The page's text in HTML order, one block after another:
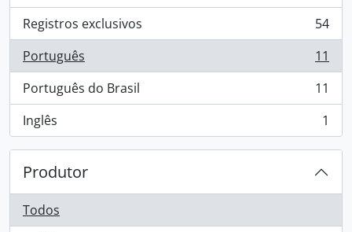
Registros exclusivos
, 54 resultados
54
Português
, 11 resultados
11
Português do Brasil
, 11 resultados
11
Inglês
, 1 resultados 1
Produtor
Todos